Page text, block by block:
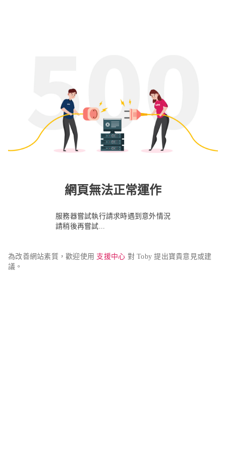
網頁無法正常運作
服務器嘗試執行請求時遇到意外情況
請稍後再嘗試...
為改善網站素質，歡迎使用 支援中心 對 Toby 提出寶貴意見或建
議。